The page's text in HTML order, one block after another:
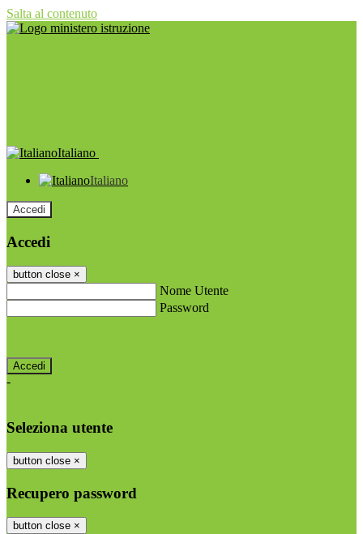
Salta al contenuto
Italiano
Italiano
Accedi
Accedi
button close ×
Nome Utente
Password
-
Seleziona utente
button close ×
Recupero password
button close ×